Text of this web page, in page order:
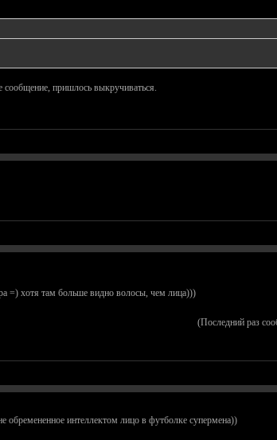
сообщение, пришлось выкручиваться.
=) хотя там больше видно волосы, чем лица)))
(Последний раз
обремененное интеллектом лицо в футболке супермена))